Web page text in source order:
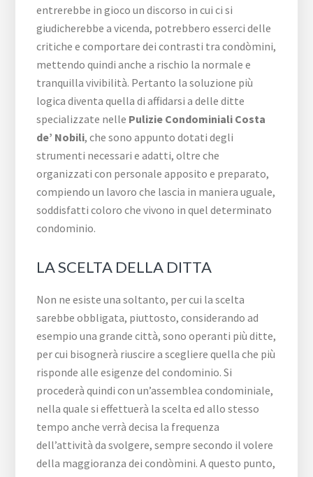
entrerebbe in gioco un discorso in cui ci si
giudicherebbe a vicenda, potrebbero esserci delle
critiche e comportare dei contrasti tra condòmini,
mettendo quindi anche a rischio la normale e
tranquilla vivibilità. Pertanto la soluzione più
logica diventa quella di affidarsi a delle ditte
specializzate nelle Pulizie Condominiali Costa
de’ Nobili, che sono appunto dotati degli
strumenti necessari e adatti, oltre che
organizzati con personale apposito e preparato,
compiendo un lavoro che lascia in maniera uguale,
soddisfatti coloro che vivono in quel determinato
condominio.
LA SCELTA DELLA DITTA
Non ne esiste una soltanto, per cui la scelta
sarebbe obbligata, piuttosto, considerando ad
esempio una grande città, sono operanti più ditte,
per cui bisognerà riuscire a scegliere quella che più
risponde alle esigenze del condominio. Si
procederà quindi con un’assemblea condominiale,
nella quale si effettuerà la scelta ed allo stesso
tempo anche verrà decisa la frequenza
dell’attività da svolgere, sempre secondo il volere
della maggioranza dei condòmini. A questo punto,